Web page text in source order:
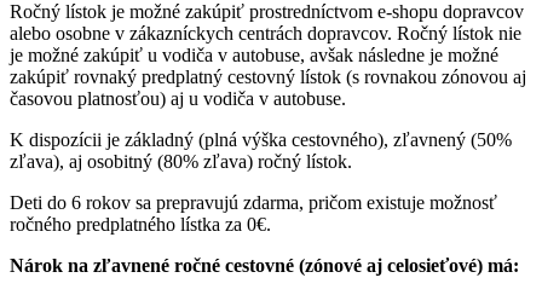
Ročný lístok je možné zakúpiť prostredníctvom e-shopu dopravcov
alebo osobne v zákazníckych centrách dopravcov. Ročný lístok nie
je možné zakúpiť u vodiča v autobuse, avšak následne je možné
zakúpiť rovnaký predplatný cestovný lístok (s rovnakou zónovou aj
časovou platnosťou) aj u vodiča v autobuse.
K dispozícii je základný (plná výška cestovného), zľavnený (50%
zľava), aj osobitný (80% zľava) ročný lístok.
Deti do 6 rokov sa prepravujú zdarma, pričom existuje možnosť
ročného predplatného lístka za 0€.
Nárok na zľavnené ročné cestovné (zónové aj celosieťové) má: